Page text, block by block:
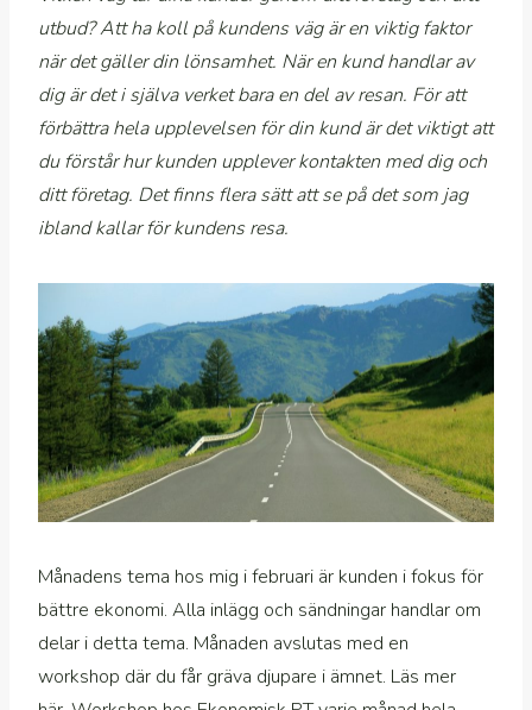
utbud? Att ha koll på kundens väg är en viktig faktor
när det gäller din lönsamhet. När en kund handlar av
dig är det i själva verket bara en del av resan. För att
förbättra hela upplevelsen för din kund är det viktigt att
du förstår hur kunden upplever kontakten med dig och
ditt företag. Det finns flera sätt att se på det som jag
ibland kallar för kundens resa.
Månadens tema hos mig i februari är kunden i fokus för
bättre ekonomi. Alla inlägg och sändningar handlar om
delar i detta tema. Månaden avslutas med en
workshop där du får gräva djupare i ämnet. Läs mer